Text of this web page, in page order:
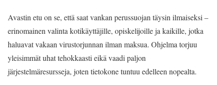
Avastin etu on se, että saat vankan perussuojan täysin ilmaiseksi –
erinomainen valinta kotikäyttäjille, opiskelijoille ja kaikille, jotka
haluavat vakaan virustorjunnan ilman maksua. Ohjelma torjuu
yleisimmät uhat tehokkaasti eikä vaadi paljon
järjestelmäresursseja, joten tietokone tuntuu edelleen nopealta.